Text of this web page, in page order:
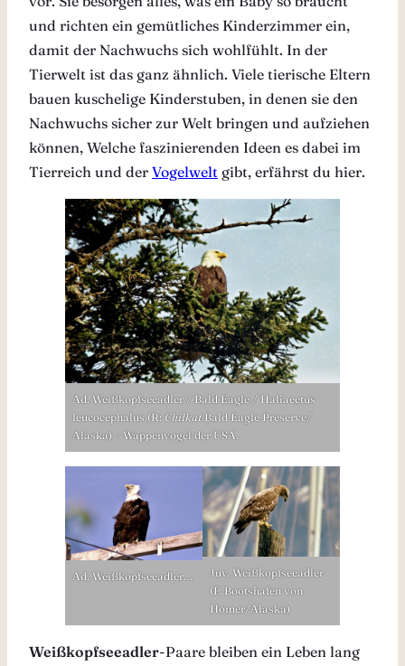
und richten ein gemütliches Kinderzimmer ein,
damit der Nachwuchs sich wohlfühlt. In der
Tierwelt ist das ganz ähnlich. Viele tierische Eltern
bauen kuschelige Kinderstuben, in denen sie den
Nachwuchs sicher zur Welt bringen und aufziehen
können, Welche faszinierenden Ideen es dabei im
Tierreich und der Vogelwelt gibt, erfährst du hier.
Ad. Weißkopfseeadler / Bald Eagle / Haliaeetus
leucocephalus (R: Chilkat Bald Eagle Preserve/
Alaska) – Wappenvogel der USA.
Ad. Weißkopfseeadler…
Juv. Weißkopfseeadler
(F: Bootshafen von
Homer/Alaska)
Weißkopfseeadler-Paare bleiben ein Leben lang